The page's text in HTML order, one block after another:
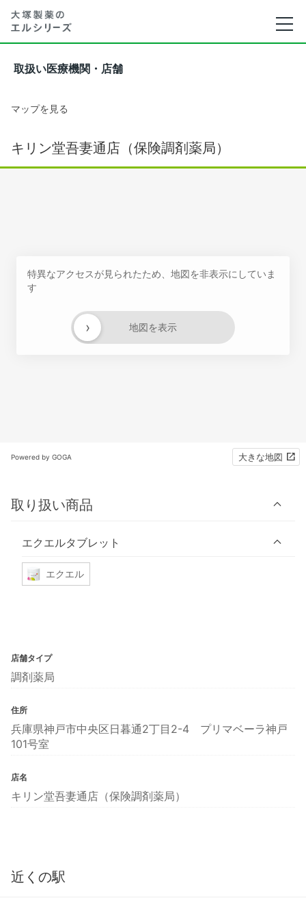
取扱い医療機関・店舗
マップを見る
キリン堂吾妻通店（保険調剤薬局）
特異なアクセスが見られたため、地図を非表示にしていま
す
地図を表示
›
Powered by GOGA 大きな地図
取り扱い商品
エクエルタブレット
エクエル
店舗タイプ
調剤薬局
住所
兵庫県神戸市中央区日暮通2丁目2-4 プリマベーラ神戸
101号室
店名
キリン堂吾妻通店（保険調剤薬局）
近くの駅